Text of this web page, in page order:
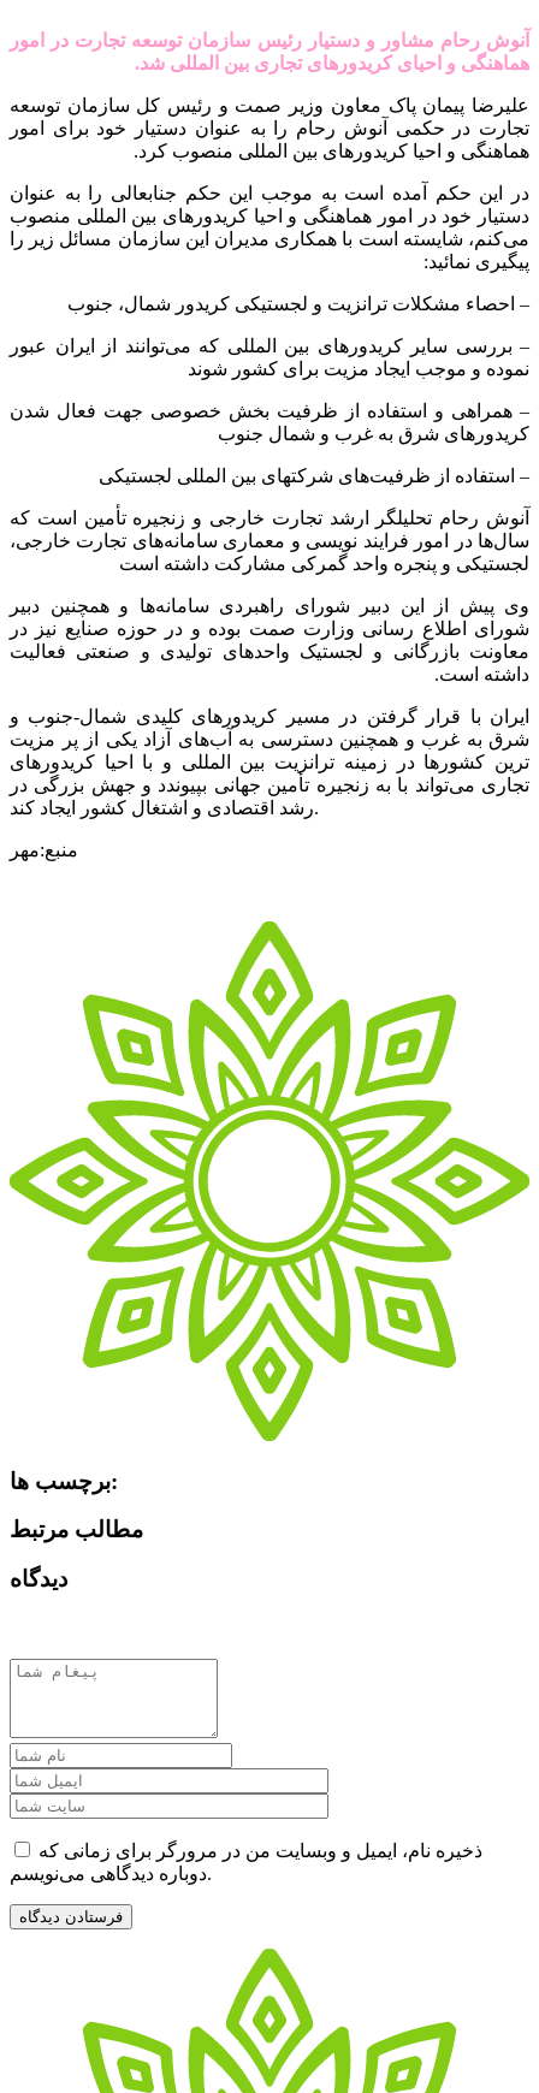
آنوش رحام مشاور و دستیار رئیس سازمان توسعه تجارت در امور
هماهنگی و احیای کریدورهای تجاری بین المللی شد.
علیرضا پیمان پاک معاون وزیر صمت و رئیس کل سازمان توسعه
تجارت در حکمی آنوش رحام را به عنوان دستیار خود برای امور
هماهنگی و احیا کریدورهای بین المللی منصوب کرد.
در این حکم آمده است به موجب این حکم جنابعالی را به عنوان
دستیار خود در امور هماهنگی و احیا کریدورهای بین المللی منصوب
می‌کنم، شایسته است با همکاری مدیران این سازمان مسائل زیر را
پیگیری نمائید:
– احصاء مشکلات ترانزیت و لجستیکی کریدور شمال، جنوب
– بررسی سایر کریدورهای بین المللی که می‌توانند از ایران عبور
نموده و موجب ایجاد مزیت برای کشور شوند
– همراهی و استفاده از ظرفیت بخش خصوصی جهت فعال شدن
کریدورهای شرق به غرب و شمال جنوب
– استفاده از ظرفیت‌های شرکتهای بین المللی لجستیکی
آنوش رحام تحلیلگر ارشد تجارت خارجی و زنجیره تأمین است که
سال‌ها در امور فرایند نویسی و معماری سامانه‌های تجارت خارجی،
لجستیکی و پنجره واحد گمرکی مشارکت داشته است
وی پیش از این دبیر شورای راهبردی سامانه‌ها و همچنین دبیر
شورای اطلاع رسانی وزارت صمت بوده و در حوزه صنایع نیز در
معاونت بازرگانی و لجستیک واحدهای تولیدی و صنعتی فعالیت
داشته است.
ایران با قرار گرفتن در مسیر کریدورهای کلیدی شمال-جنوب و
شرق به غرب و همچنین دسترسی به آب‌های آزاد یکی از پر مزیت
ترین کشورها در زمینه ترانزیت بین المللی و با احیا کریدورهای
تجاری می‌تواند با به زنجیره تأمین جهانی بپیوندد و جهش بزرگی در
رشد اقتصادی و اشتغال کشور ایجاد کند.
منبع:مهر
برچسب ها:
مطالب مرتبط
دیدگاه
ذخیره نام، ایمیل و وبسایت من در مرورگر برای زمانی که
دوباره دیدگاهی می‌نویسم.